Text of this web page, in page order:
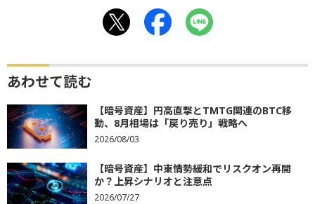
あわせて読む
【暗号資産】円高直撃とTMTG関連のBTC移
動、8月相場は「戻り売り」戦略へ
2026/08/03
【暗号資産】中東情勢緩和でリスクオン再開
か？上昇シナリオと注意点
2026/07/27